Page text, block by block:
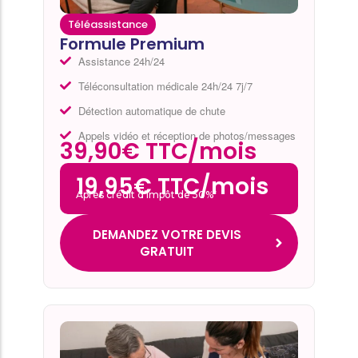
Téléassistance
Formule Premium
Assistance 24h/24
Téléconsultation médicale 24h/24 7j/7
Détection automatique de chute
Appels vidéo et réception de photos/messages
39,90€ TTC/mois
19,95€ TTC/mois
Après crédit d’impôt de 50%*
DEMANDEZ VOTRE DEVIS
GRATUIT